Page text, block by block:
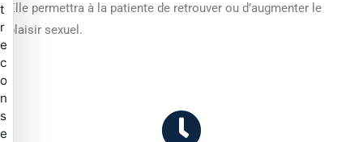
Elle permettra à la patiente de retrouver ou d’augmenter le
plaisir sexuel.
t
r
e
c
o
n
s
e